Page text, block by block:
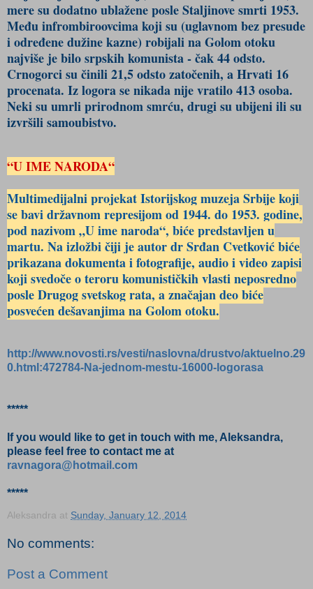
mere su dodatno ublažene posle Staljinove smrti 1953.
Među infrombiroovcima koji su (uglavnom bez presude
i određene dužine kazne) robijali na Golom otoku
najviše je bilo srpskih komunista - čak 44 odsto.
Crnogorci su činili 21,5 odsto zatočenih, a Hrvati 16
procenata. Iz logora se nikada nije vratilo 413 osoba.
Neki su umrli prirodnom smrću, drugi su ubijeni ili su
izvršili samoubistvo.
“U IME NARODA“
Multimedijalni projekat Istorijskog muzeja Srbije koji
se bavi državnom represijom od 1944. do 1953. godine,
pod nazivom „U ime naroda“, biće predstavljen u
martu. Na izložbi čiji je autor dr Srđan Cvetković biće
prikazana dokumenta i fotografije, audio i video zapisi
koji svedoče o teroru komunističkih vlasti neposredno
posle Drugog svetskog rata, a značajan deo biće
posvećen dešavanjima na Golom otoku.
http://www.novosti.rs/vesti/naslovna/drustvo/aktuelno.29
0.html:472784-Na-jednom-mestu-16000-logorasa
*****
If you would like to get in touch with me, Aleksandra,
please feel free to contact me at
ravnagora@hotmail.com
*****
Aleksandra at Sunday, January 12, 2014
No comments:
Post a Comment